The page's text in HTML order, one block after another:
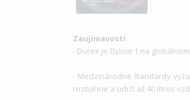
Zaujímavosti
- Durex je číslom 1 na
- Medzinárodné štandardy
roztiahne a udrží až 40 litrov